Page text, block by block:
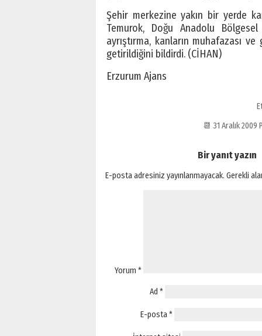
Şehir merkezine yakın bir yerde
Temurok, Doğu Anadolu
ayrıştırma, kanların muhafazası
getirildiğini bildirdi. (CİHAN)
Erzurum Ajans
📆 31 Aralık
Bir yanıt yazın
E-posta adresiniz yayınlanmayacak. Gerekli
Yorum *
Ad *
E-posta*